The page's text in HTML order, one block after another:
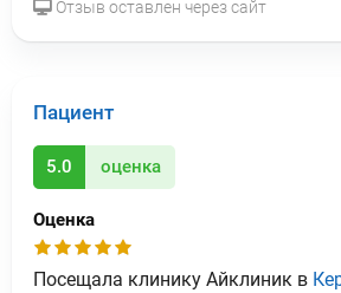
Отзыв оставлен через сайт
Пациент
5.0 оценка
Оценка
Посещала клинику Айклиник в